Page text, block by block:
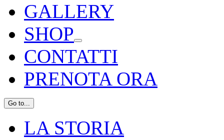
GALLERY
SHOP
CONTATTI
PRENOTA ORA
Go to...
LA STORIA